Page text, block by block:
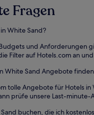
Fragen
White Sand?
und Anforderungen
Filter auf Hotels.com an
White Sand Angebote
tolle Angebote für Hotels
prüfe unsere Last-
buchen, die ich